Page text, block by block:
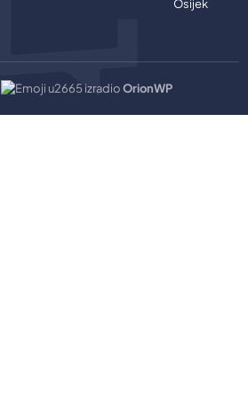
Osijek
izradioOrionWP